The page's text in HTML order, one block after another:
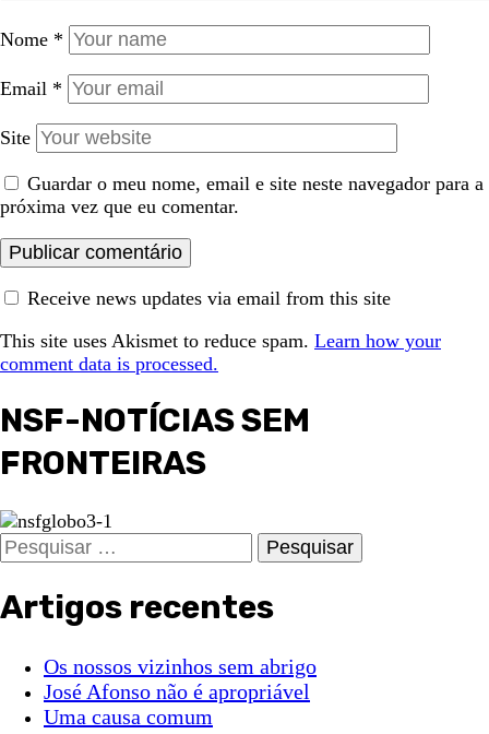
Nome *
Email *
Site
Guardar o meu nome, email e site neste navegador para a
próxima vez que eu comentar.
Receive news updates via email from this site
This site uses Akismet to reduce spam. Learn how your
comment data is processed.
NSF-NOTÍCIAS SEM
FRONTEIRAS
Pesquisar
por:
Artigos recentes
Os nossos vizinhos sem abrigo
José Afonso não é apropriável
Uma causa comum